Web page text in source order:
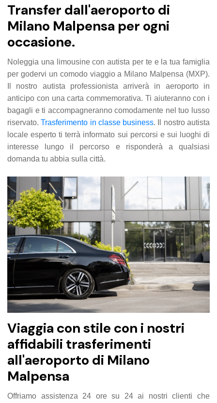
Transfer dall'aeroporto di
Milano Malpensa per ogni
occasione.
Noleggia una limousine con autista per te e la tua famiglia
per godervi un comodo viaggio a Milano Malpensa (MXP).
Il nostro autista professionista arriverà in aeroporto in
anticipo con una carta commemorativa. Ti aiuteranno con i
bagagli e ti accompagneranno comodamente nel tuo lusso
riservato.Trasferimento in classe business. Il nostro autista
locale esperto ti terrà informato sui percorsi e sui luoghi di
interesse lungo il percorso e risponderà a qualsiasi
domanda tu abbia sulla città.
Viaggia con stile con i nostri
affidabili trasferimenti
all'aeroporto di Milano
Malpensa
Offriamo assistenza 24 ore su 24 ai nostri clienti che